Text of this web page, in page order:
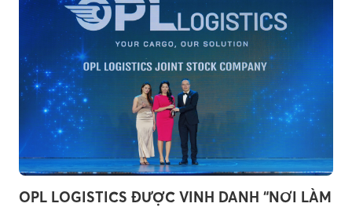
OPL LOGISTICS ĐƯỢC VINH DANH “NƠI LÀM